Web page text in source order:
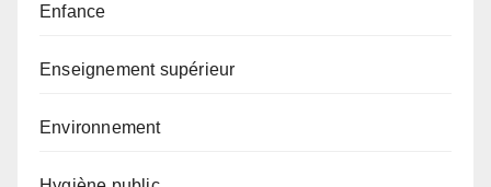
Enfance
Enseignement supérieur
Environnement